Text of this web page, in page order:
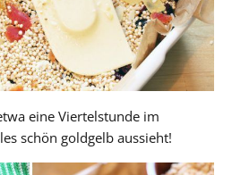
eine Viertelstunde im
schön goldgelb aussieht!